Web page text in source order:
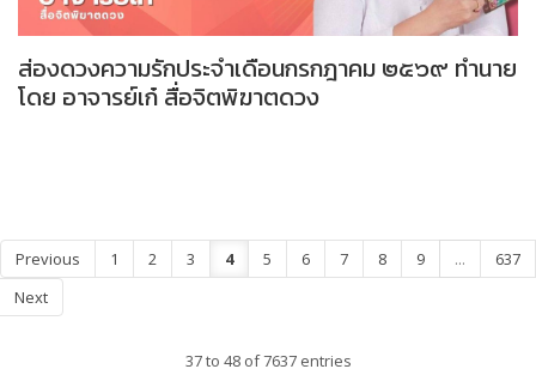
ส่องดวงความรักประจำเดือนกรกฎาคม ๒๕๖๙ ทำนาย
โดย อาจารย์เก๋ สื่อจิตพิฆาตดวง
Previous 1 2 3 4 5 6 7 8 9 ...
637
Next
37 to 48 of 7637 entries